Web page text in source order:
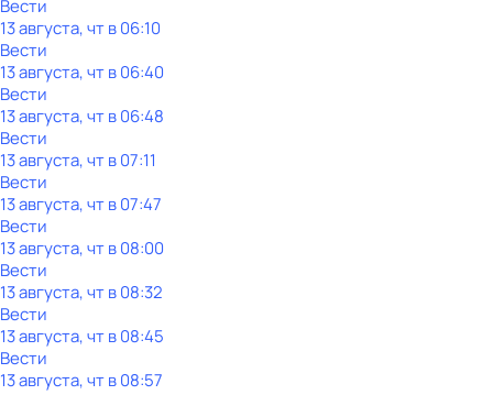
Вести
13 августа, чт в 06:10
Вести
13 августа, чт в 06:40
Вести
13 августа, чт в 06:48
Вести
13 августа, чт в 07:11
Вести
13 августа, чт в 07:47
Вести
13 августа, чт в 08:00
Вести
13 августа, чт в 08:32
Вести
13 августа, чт в 08:45
Вести
13 августа, чт в 08:57